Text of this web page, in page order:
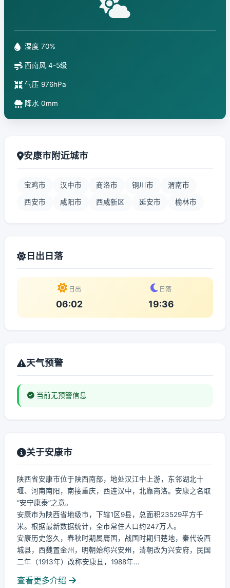
湿度 70%
西南风 4-5级
气压 976hPa
降水 0mm
安康市附近城市
宝鸡市 汉中市 商洛市 铜川市 渭南市
西安市 咸阳市 西咸新区 延安市 榆林市
日出日落
日出
06:02
日落
19:36
天气预警
当前无预警信息
关于安康市
陕西省安康市位于陕西南部，地处汉江中上游，东邻湖北十
堰、河南南阳，南接重庆，西连汉中，北靠商洛。安康之名取
“安宁康泰”之意。
安康市为陕西省地级市，下辖1区9县，总面积23529平方千
米。根据最新数据统计，全市常住人口约247万人。
安康历史悠久，春秋时期属庸国，战国时期归楚地，秦代设西
城县，西魏置金州，明朝始称兴安州，清朝改为兴安府，民国
二年（1913年）改称安康县，1988年...
查看更多介绍